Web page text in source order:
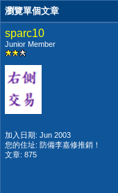
瀏覽單個文章
sparc10
Junior Member
加入日期: Jun 2003
您的住址: 防備李嘉修推銷！
文章: 875